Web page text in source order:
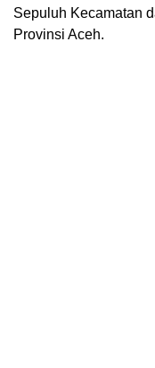
Sepuluh Kecamatan
Provinsi Aceh.